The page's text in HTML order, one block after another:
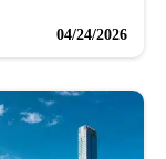
04/24/2026